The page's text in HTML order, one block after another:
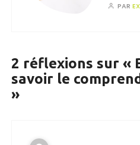
PAR
2 réflexions sur «
savoir le
»